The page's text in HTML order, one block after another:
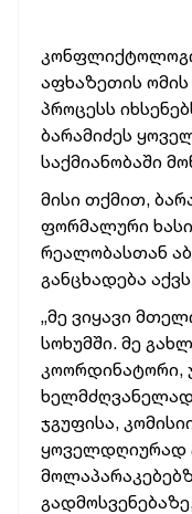
აფხაზეთის
პროცესს
ბარამიძეს
საქმიანობაში
მისი თქმით,
ფორმალური
რეალობასთან
განცხადება
„მე ვიყავი
სოხუმში. მე
კოორდინატორი,
ჯგუფისა,
ყოველდღიურად